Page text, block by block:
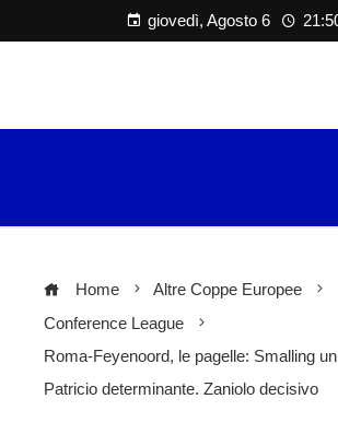
giovedì, Agosto 6
Home
Altre Coppe Europee
Conference League
Roma-Feyenoord, le pagelle: Smalling
Patricio determinante. Zaniolo decisivo